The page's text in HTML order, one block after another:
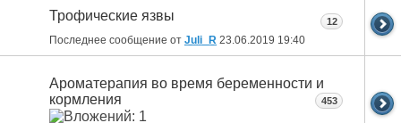
Трофические язвы
Последнее сообщение от Juli_R 23.06.2019 19:40
12
Ароматерапия во время беременности и
кормления
453